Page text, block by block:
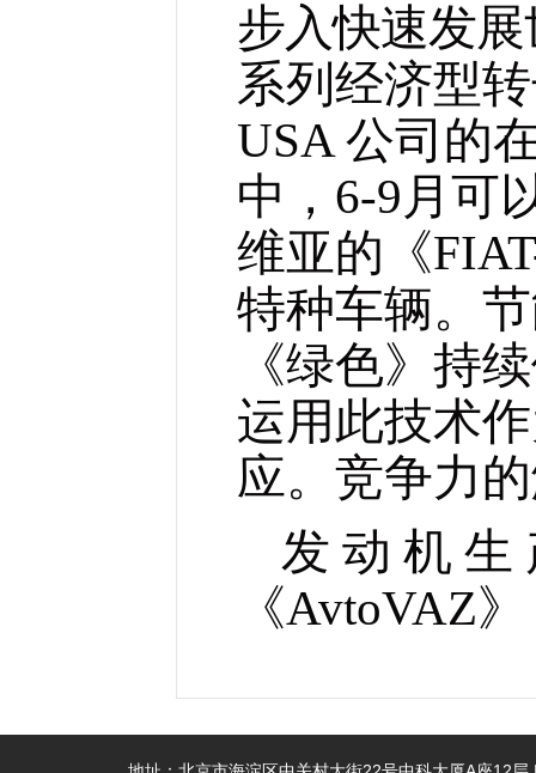
步入快速发
系列经济型
USA公司的
中，6-9月可
维亚的 《
特种车辆。
《绿色》持
运用此技术
应。 竞争力
发动机
《AvtoVAZ》